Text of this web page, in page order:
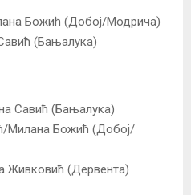
Божић (Добој/Модрича)
(Бањалука)
Савић (Бањалука)
Милана Божић (Добој/
Живковић (Дервента)